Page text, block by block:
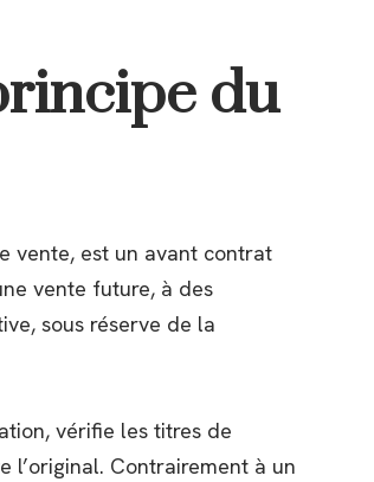
du
vente, est un avant contrat
vente future, à des
sous réserve de la
vérifie les titres de
l’original. Contrairement à un